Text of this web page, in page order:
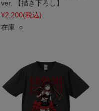
ver. 【描き下ろし】
¥2,200(税込)
在庫 ○